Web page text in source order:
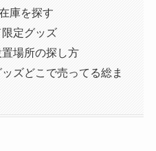
庫を探す
定グッズ
場所の探し方
ズどこで売ってる総ま